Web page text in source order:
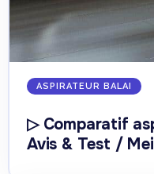
ASPIRATEUR BALAI
▷ Comparatif
Avis & Test /